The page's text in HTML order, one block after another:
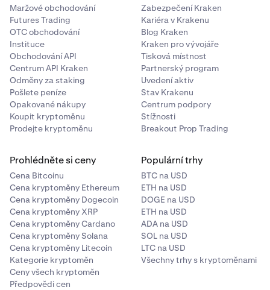
Maržové obchodování
Futures Trading
OTC obchodování
Instituce
Obchodování API
Centrum API Kraken
Odměny za staking
Pošlete peníze
Opakované nákupy
Koupit kryptoměnu
Prodejte kryptoměnu
Zabezpečení Kraken
Kariéra v Krakenu
Blog Kraken
Kraken pro vývojáře
Tisková místnost
Partnerský program
Uvedení aktiv
Stav Krakenu
Centrum podpory
Stížnosti
Breakout Prop Trading
Prohlédněte si ceny
Cena Bitcoinu
Cena kryptoměny Ethereum
Cena kryptoměny Dogecoin
Cena kryptoměny XRP
Cena kryptoměny Cardano
Cena kryptoměny Solana
Cena kryptoměny Litecoin
Kategorie kryptoměn
Ceny všech kryptoměn
Předpovědi cen
Populární trhy
BTC na USD
ETH na USD
DOGE na USD
ETH na USD
ADA na USD
SOL na USD
LTC na USD
Všechny trhy s kryptoměnami